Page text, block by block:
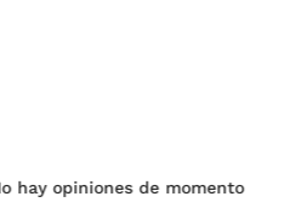
hay opiniones de momento